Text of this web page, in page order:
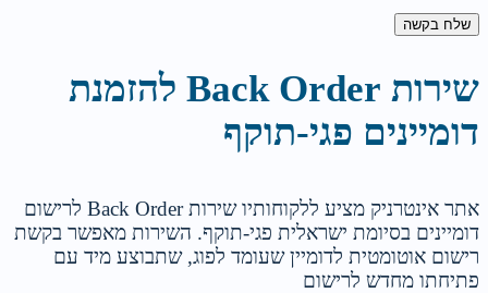
שלח בקשה
שירות Back Order להזמנת
דומיינים פגי-תוקף
אתר אינטרניק מציע ללקוחותיו שירות Back Order לרישום
דומיינים בסיומת ישראלית פגי-תוקף. השירות מאפשר בקשת
רישום אוטומטית לדומיין שעומד לפוג, שתבוצע מיד עם
פתיחתו מחדש לרישום